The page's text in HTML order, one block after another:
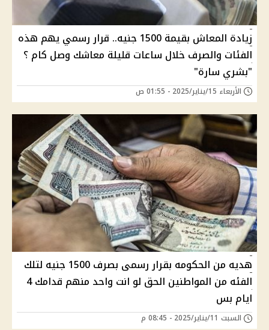
زيادة المعاش بقيمة 1500 جنيه.. قرار رسمي يهم هذه
الفئات والصرف خلال ساعات قليلة معاشك وصل كام ؟
"بشري سارة"
الأربعاء 15/يناير/2025 - 01:55 ص
هديه من الحكومه بقرار رسمى بصرف 1500 جنيه لتلك
الفئه من المواطنين الحق لو انت واحد منهم قدامك 4
ايام بس
السبت 11/يناير/2025 - 08:45 م